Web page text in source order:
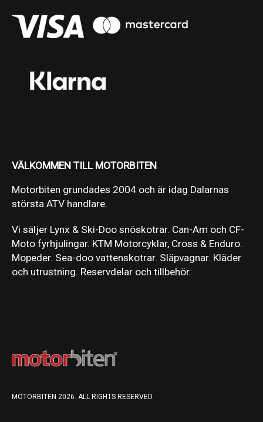
VÄLKOMMEN TILL MOTORBITEN
Motorbiten grundades 2004 och är idag Dalarnas
största ATV handlare.
Vi säljer Lynx & Ski-Doo snöskotrar. Can-Am och CF-
Moto fyrhjulingar. KTM Motorcyklar, Cross & Enduro.
Mopeder. Sea-doo vattenskotrar. Släpvagnar. Kläder
och utrustning. Reservdelar och tillbehör.
MOTORBITEN 2026. ALL RIGHTS RESERVED.